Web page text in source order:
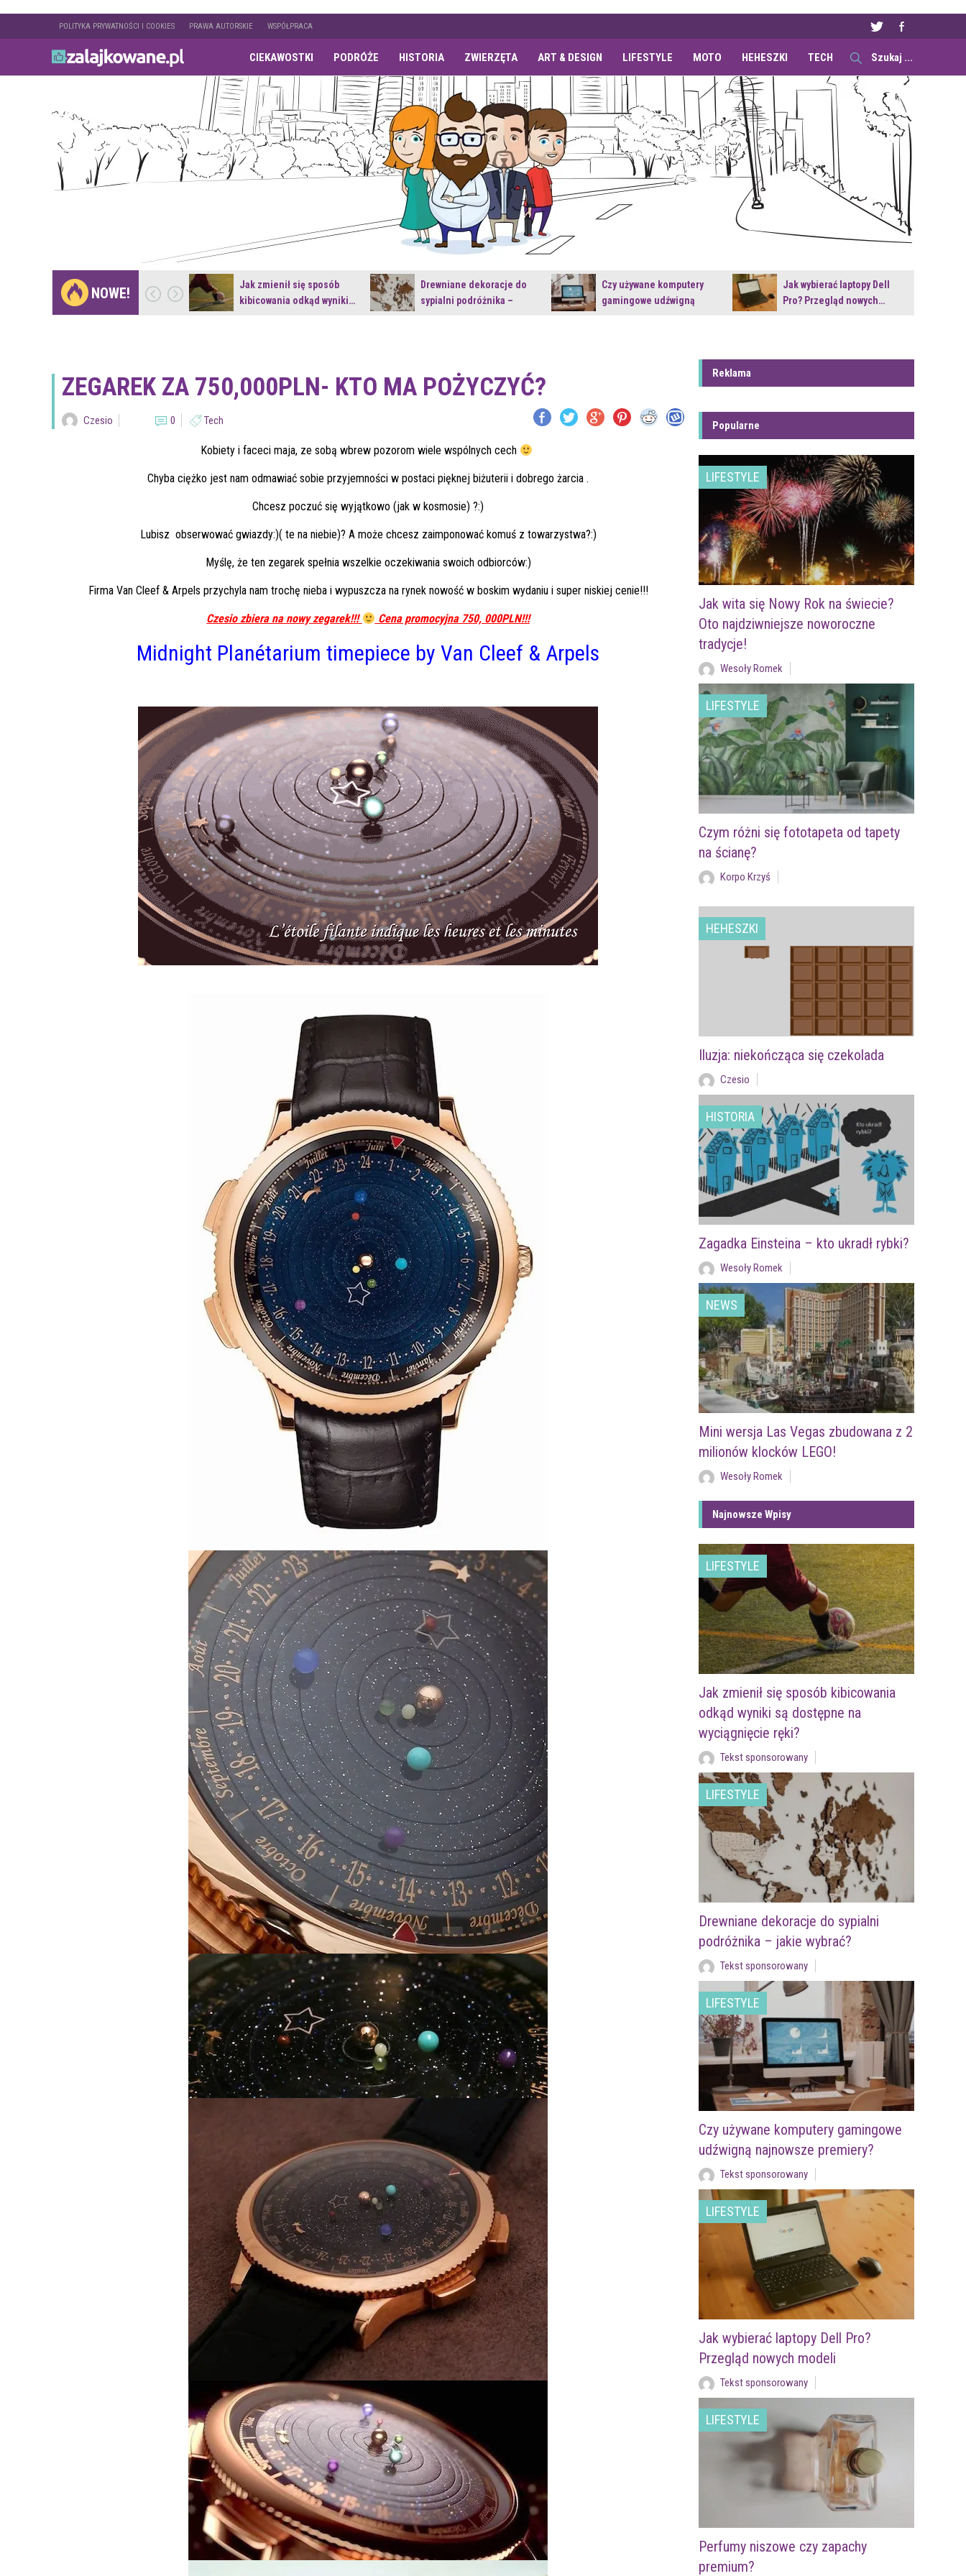
POLITYKA PRYWATNOŚCI I COOKIES PRAWA AUTORSKIE WSPÓŁPRACA
CIEKAWOSTKI PODRÓŻE HISTORIA ZWIERZĘTA ART & DESIGN LIFESTYLE MOTO HEHESZKI TECH
NOWE!
Gdzie pojechać na
weekend z naturą w…
Jak zmienił się sposób
kibicowania odkąd wyniki…
Drewniane dekoracje do
sypialni podróżnika –
Czy używane komputery
gamingowe udźwigną
Jak wybierać laptopy Dell
Pro? Przegląd nowych…
ZEGAREK ZA 750,000PLN- KTO MA POŻYCZYĆ?
Czesio 0 Tech
Kobiety i faceci maja, ze sobą wbrew pozorom wiele wspólnych cech
Chyba ciężko jest nam odmawiać sobie przyjemności w postaci pięknej biżuterii i dobrego żarcia .
Chcesz poczuć się wyjątkowo (jak w kosmosie) ?:)
Lubisz obserwować gwiazdy:)( te na niebie)? A może chcesz zaimponować komuś z towarzystwa?:)
Myślę, że ten zegarek spełnia wszelkie oczekiwania swoich odbiorców:)
Firma Van Cleef & Arpels przychyla nam trochę nieba i wypuszcza na rynek nowość w boskim wydaniu i super niskiej cenie!!!
Czesio zbiera na nowy zegarek!!! Cena promocyjna 750, 000PLN!!!
Midnight Planétarium timepiece by Van Cleef & Arpels
Reklama
Popularne
LIFESTYLE
Jak wita się Nowy Rok na świecie?
Oto najdziwniejsze noworoczne
tradycje!
Wesoły Romek
LIFESTYLE
Czym różni się fototapeta od tapety
na ścianę?
Korpo Krzyś
HEHESZKI
Iluzja: niekończąca się czekolada
Czesio
HISTORIA
Zagadka Einsteina – kto ukradł rybki?
Wesoły Romek
NEWS
Mini wersja Las Vegas zbudowana z 2
milionów klocków LEGO!
Wesoły Romek
Najnowsze Wpisy
LIFESTYLE
Jak zmienił się sposób kibicowania
odkąd wyniki są dostępne na
wyciągnięcie ręki?
Tekst sponsorowany
LIFESTYLE
Drewniane dekoracje do sypialni
podróżnika – jakie wybrać?
Tekst sponsorowany
LIFESTYLE
Czy używane komputery gamingowe
udźwigną najnowsze premiery?
Tekst sponsorowany
LIFESTYLE
Jak wybierać laptopy Dell Pro?
Przegląd nowych modeli
Tekst sponsorowany
LIFESTYLE
Perfumy niszowe czy zapachy
premium?